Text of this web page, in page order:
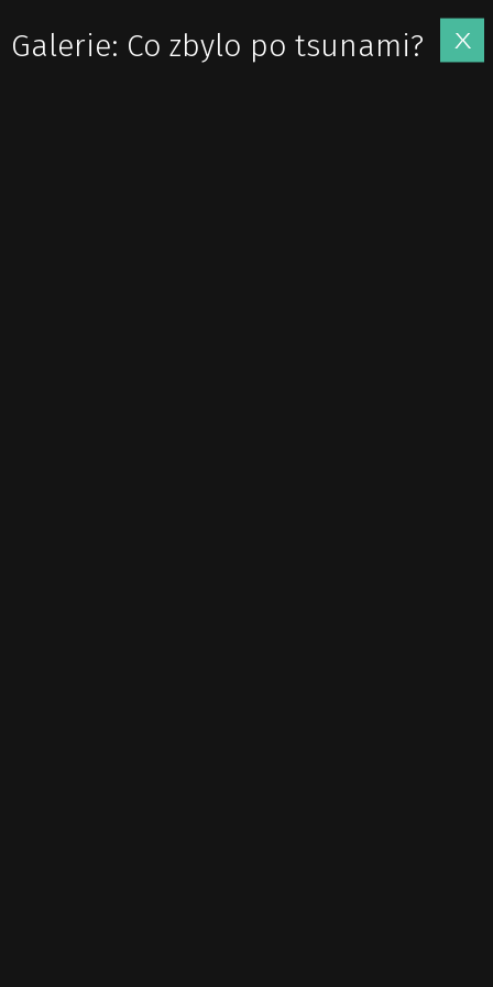
Galerie: Co zbylo po tsunami?